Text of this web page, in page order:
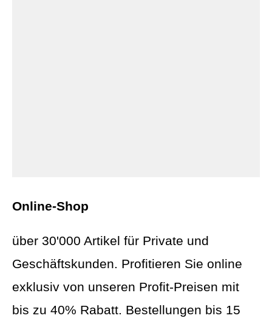
Online-Shop
über 30'000 Artikel für Private und
Geschäftskunden. Profitieren Sie online
exklusiv von unseren Profit-Preisen mit
bis zu 40% Rabatt. Bestellungen bis 15